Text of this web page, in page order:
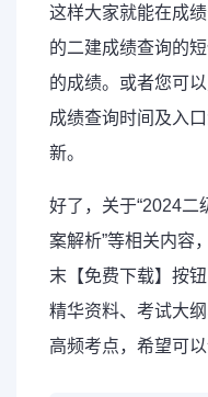
这样大家就能在成
的二建成绩查询的
的成绩。或者您可
成绩查询时间及入
新。
好了，关于“2024二
案解析”等相关内容
末【免费下载】按
精华资料、考试大
高频考点，希望可